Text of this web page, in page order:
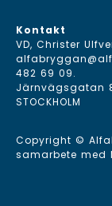
Kontakt
VD, Christer
482 69 09.
Järnvägsgatan
STOCKHOLM
Copyright ©
samarbete med